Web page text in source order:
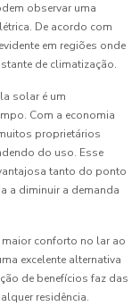
observar uma
De acordo com
em regiões onde
de climatização.
solar é um
Com a economia
proprietários
do uso. Esse
tanto do ponto
a diminuir a demanda
conforto no lar ao
excelente alternativa
de benefícios faz das
residência.